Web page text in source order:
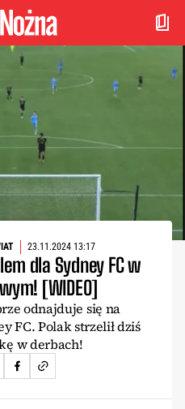
23.11.2024 13:17
dla Sydney FC w
[WIDEO]
odnajduje się na
FC. Polak strzelił dziś
w derbach!